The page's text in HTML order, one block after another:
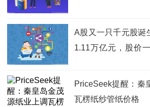
A股又一只千元股诞
1.11万亿元，股价
PriceSeek提醒：秦
瓦楞纸纱管纸价格